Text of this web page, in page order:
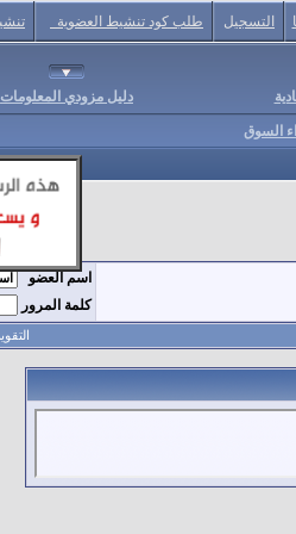
التسجيل طلب كود تنشيط العضوية
دليل مزودي المعلومات
السوق
اسم العضو
كلمة المرور